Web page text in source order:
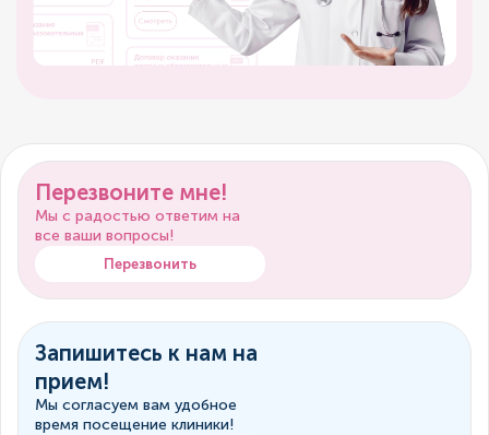
Перезвоните мне!
Мы с радостью ответим на
все ваши вопросы!
Перезвонить
Запишитесь к нам на
прием!
Мы согласуем вам удобное
время посещение клиники!